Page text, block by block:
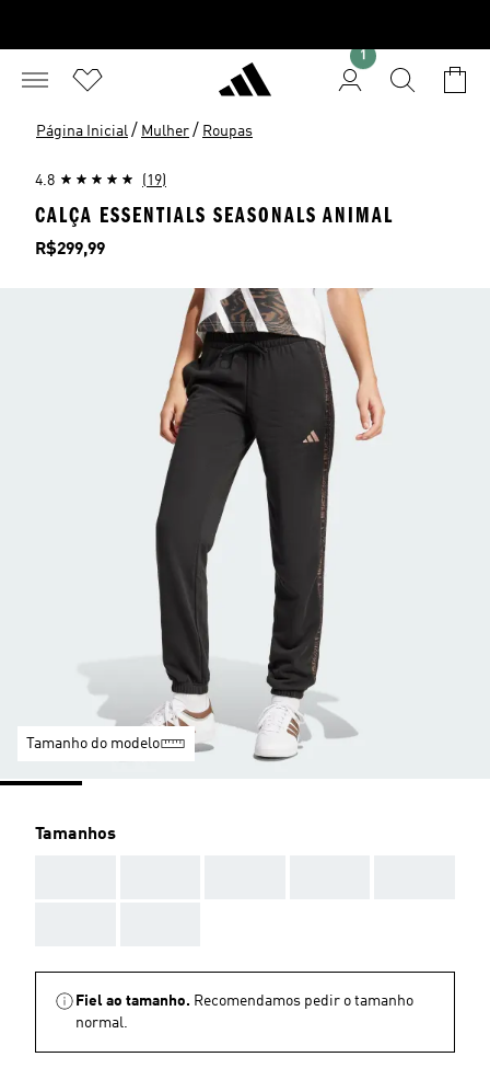
1
Página Inicial / Mulher / Roupas
4.8 (19)
CALÇA ESSENTIALS SEASONALS ANIMAL
Preço
R$299,99
Tamanho do modelo
Tamanhos
Fiel ao tamanho. Recomendamos pedir o tamanho
normal.